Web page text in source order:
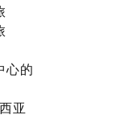
心的
亚